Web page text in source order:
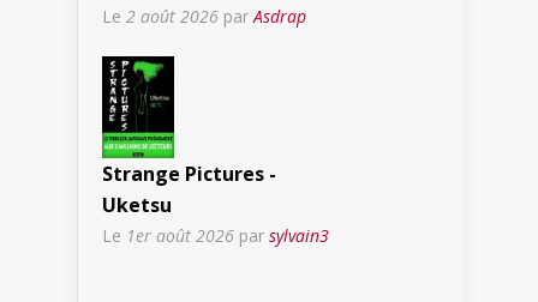
Le 2 août 2026 par Asdrap
Strange Pictures -
Uketsu
Le 1er août 2026 par sylvain3